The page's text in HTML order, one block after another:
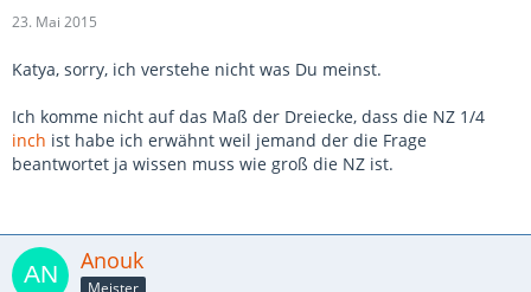
23. Mai 2015
Katya, sorry, ich verstehe nicht was Du meinst.
Ich komme nicht auf das Maß der Dreiecke, dass die NZ 1/4
inch ist habe ich erwähnt weil jemand der die Frage
beantwortet ja wissen muss wie groß die NZ ist.
Anouk
Meister